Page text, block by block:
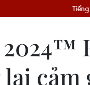
lại